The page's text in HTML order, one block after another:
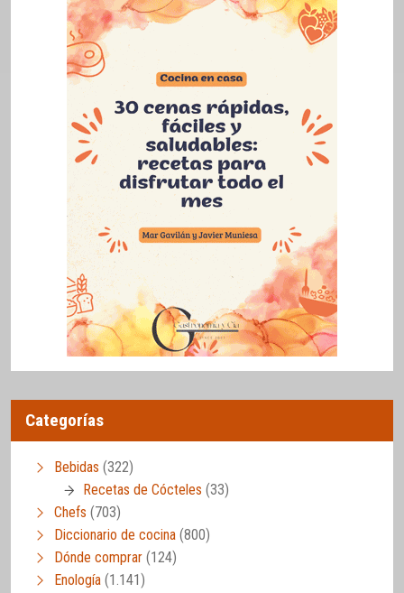
Categorías
Bebidas (322)
Recetas de Cócteles (33)
Chefs (703)
Diccionario de cocina (800)
Dónde comprar (124)
Enología (1.141)